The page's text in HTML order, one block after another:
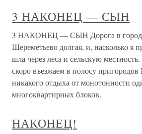
3 НАКОНЕЦ — СЫН
3 НАКОНЕЦ — СЫН Дорога в город
Шереметьево долгая, и, насколько я
шла через леса и сельскую
скоро въезжаем в полосу
никакого отдыха от монотонности
многоквартирных блоков,
НАКОНЕЦ!